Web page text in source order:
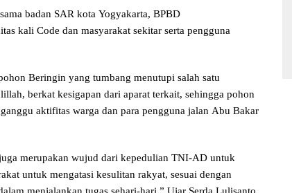
badan SAR kota Yogyakarta, BPBD
kali Code dan masyarakat sekitar serta pengguna
Beringin yang tumbang menutupi salah satu
berkat kesigapan dari aparat terkait, sehingga pohon
aktifitas warga dan para pengguna jalan Abu Bakar
merupakan wujud dari kepedulian TNI-AD untuk
untuk mengatasi kesulitan rakyat, sesuai dengan
menjalankan tugas sehari-hari,” Ujar Serda Lulisanto.